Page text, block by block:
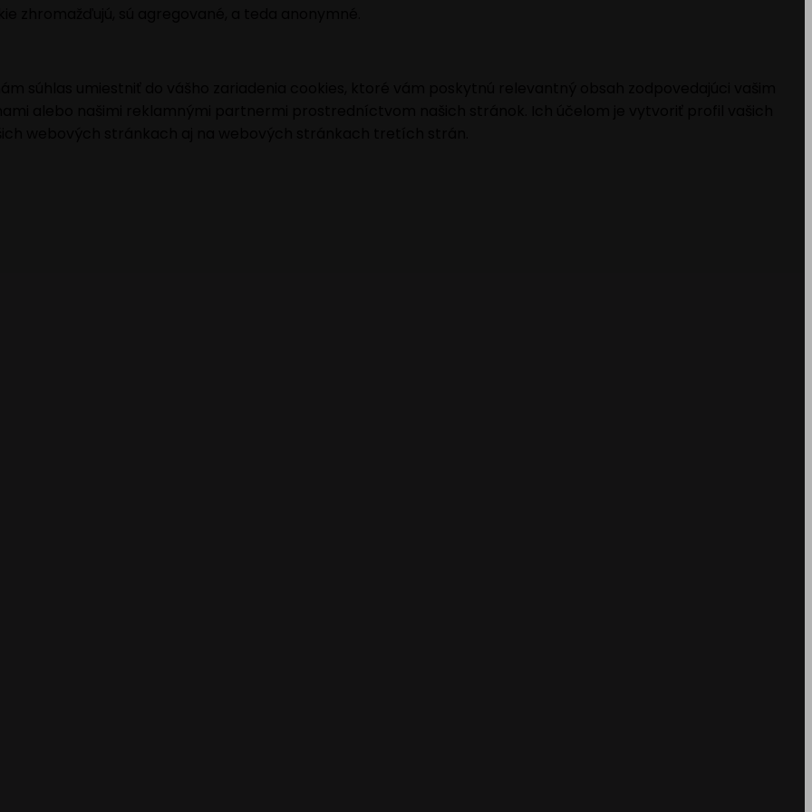
zhromažďujú, sú agregované, a teda anonymné.
súhlas umiestniť do vášho zariadenia cookies, ktoré vám poskytnú relevantný obsah zodpovedajúci vašim
alebo našimi reklamnými partnermi prostredníctvom našich stránok. Ich účelom je vytvoriť profil vašich
webových stránkach aj na webových stránkach tretích strán.